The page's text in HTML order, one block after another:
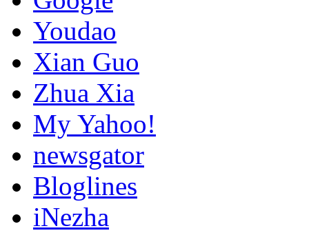
Youdao
Xian Guo
Zhua Xia
My Yahoo!
newsgator
Bloglines
iNezha